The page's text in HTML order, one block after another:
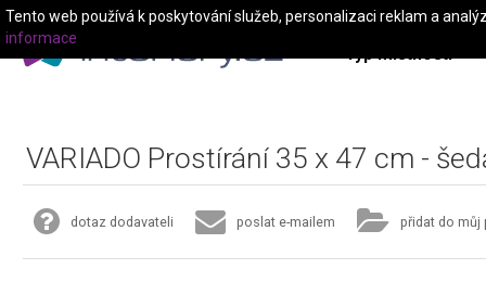
Typ místnosti
VARIADO Prostírání 35 x 47 cm -
dotaz dodavateli poslat e-mailem přidat do můj
Tento web používá k poskytování služeb, personalizaci reklam a
informace